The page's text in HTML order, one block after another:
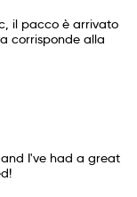
il pacco è arrivato
corrisponde alla
I've had a great